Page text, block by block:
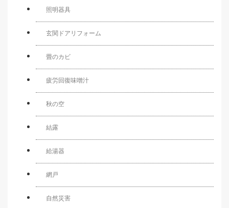
照明器具
玄関ドアリフォーム
畳のカビ
疲労回復味噌汁
秋の空
結露
給湯器
網戸
自然災害